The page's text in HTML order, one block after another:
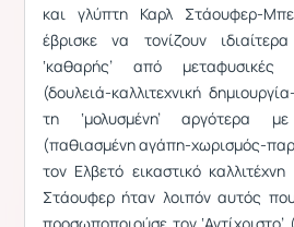
και γλύπτη Καρλ Στάουφερ-
έβρισκε να τονίζουν
‘καθαρής’ από μεταφυσικές
(δουλειά-καλλιτεχνική
τη ‘μολυσμένη’ αργότερα
(παθιασμένη αγάπη-χωρισμός-
τον Ελβετό εικαστικό
Στάουφερ ήταν λοιπόν αυτός